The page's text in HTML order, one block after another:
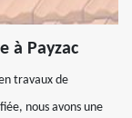
à Payzac
travaux de
nous avons une